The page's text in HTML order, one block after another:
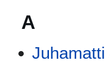
A
Juhamatti